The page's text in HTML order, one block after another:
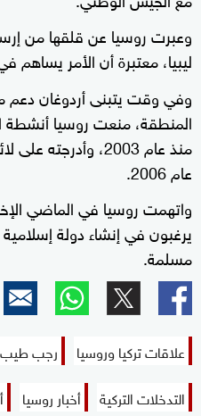
وعبرت روسيا عن قلقها من
ليبيا، معتبرة أن الأمر يساهم
وفي وقت يتبنى أردوغان دعم
المنطقة، منعت روسيا أنشطة
منذ عام 2003،
عام 2006.
واتهمت روسيا في الماضي
يرغبون في إنشاء دولة
مسلمة.
علاقات تركيا وروسيا رجب طيب
التدخلات التركية
أخبار روسيا